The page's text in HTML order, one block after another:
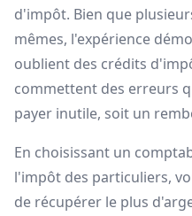
d'impôt. Bien que
mêmes, l'expérience
oublient des crédits
commettent des erreurs
payer inutile, soit un
En choisissant un
l'impôt des particuliers,
de récupérer le plus